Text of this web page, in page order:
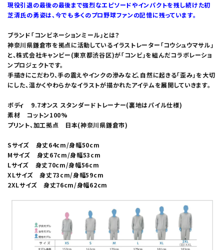
現役引退の最後の最後まで強烈なエピソードやインパクトを残し続けた初
芝清氏の勇姿は、今でも多くのプロ野球ファンの記憶に残っています。
ブランド「コンビネーションミール」とは？
神奈川県鎌倉市を拠点に活動しているイラストレーター「コウシュウマサル」
と、株式会社キャンビー(東京都渋谷区)が「コンビ」を組んだコラボレーショ
ンプロジェクトです。
手描きにこだわり、手の震えやインクの滲みなど、自然に起きる「歪み」を大切
にした、温かくやわらかなイラストが描かれたアイテムを展開していきます。
ボディ 9.7オンス スタンダードトレーナー(裏地はパイル仕様)
素材 コットン100%
プリント、加工拠点 日本(神奈川県鎌倉市)
Sサイズ 身丈64cm/身幅50cm
Mサイズ 身丈67cm/身幅53cm
Lサイズ 身丈70cm/身幅56cm
XLサイズ 身丈73cm/身幅59cm
2XLサイズ 身丈76cm/身幅62cm